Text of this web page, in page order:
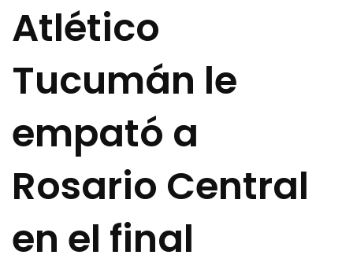
Atlético
Tucumán le
empató a
Rosario Central
en el final